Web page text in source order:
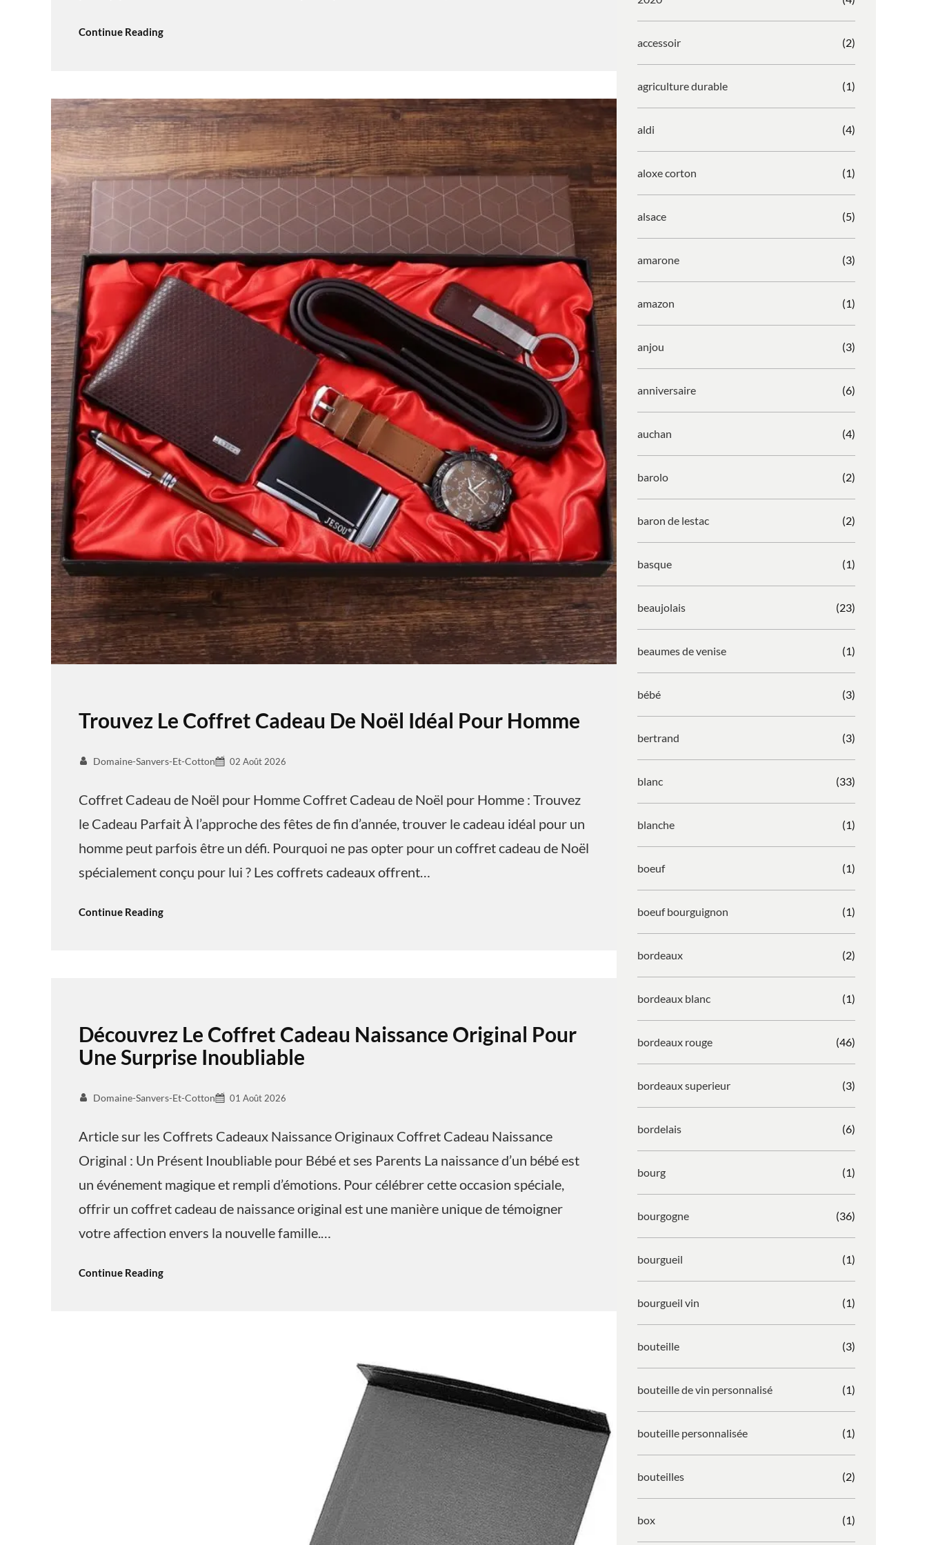
Continue Reading
Trouvez Le Coffret Cadeau De Noël Idéal Pour Homme
Domaine-Sanvers-Et-Cotton 02 Août 2026
Coffret Cadeau de Noël pour Homme Coffret Cadeau de Noël pour Homme : Trouvez
le Cadeau Parfait À l’approche des fêtes de fin d’année, trouver le cadeau idéal pour un
homme peut parfois être un défi. Pourquoi ne pas opter pour un coffret cadeau de Noël
spécialement conçu pour lui ? Les coffrets cadeaux offrent…
Continue Reading
Découvrez Le Coffret Cadeau Naissance Original Pour
Une Surprise Inoubliable
Domaine-Sanvers-Et-Cotton 01 Août 2026
Article sur les Coffrets Cadeaux Naissance Originaux Coffret Cadeau Naissance
Original : Un Présent Inoubliable pour Bébé et ses Parents La naissance d’un bébé est
un événement magique et rempli d’émotions. Pour célébrer cette occasion spéciale,
offrir un coffret cadeau de naissance original est une manière unique de témoigner
votre affection envers la nouvelle famille.…
Continue Reading
accessoir (2)
agriculture durable (1)
aldi (4)
aloxe corton (1)
alsace (5)
amarone (3)
amazon (1)
anjou (3)
anniversaire (6)
auchan (4)
barolo (2)
baron de lestac (2)
basque (1)
beaujolais (23)
beaumes de venise (1)
bébé (3)
bertrand (3)
blanc (33)
blanche (1)
boeuf (1)
boeuf bourguignon (1)
bordeaux (2)
bordeaux blanc (1)
bordeaux rouge (46)
bordeaux superieur (3)
bordelais (6)
bourg (1)
bourgogne (36)
bourgueil (1)
bourgueil vin (1)
bouteille (3)
bouteille de vin personnalisé (1)
bouteille personnalisée (1)
bouteilles (2)
box (1)